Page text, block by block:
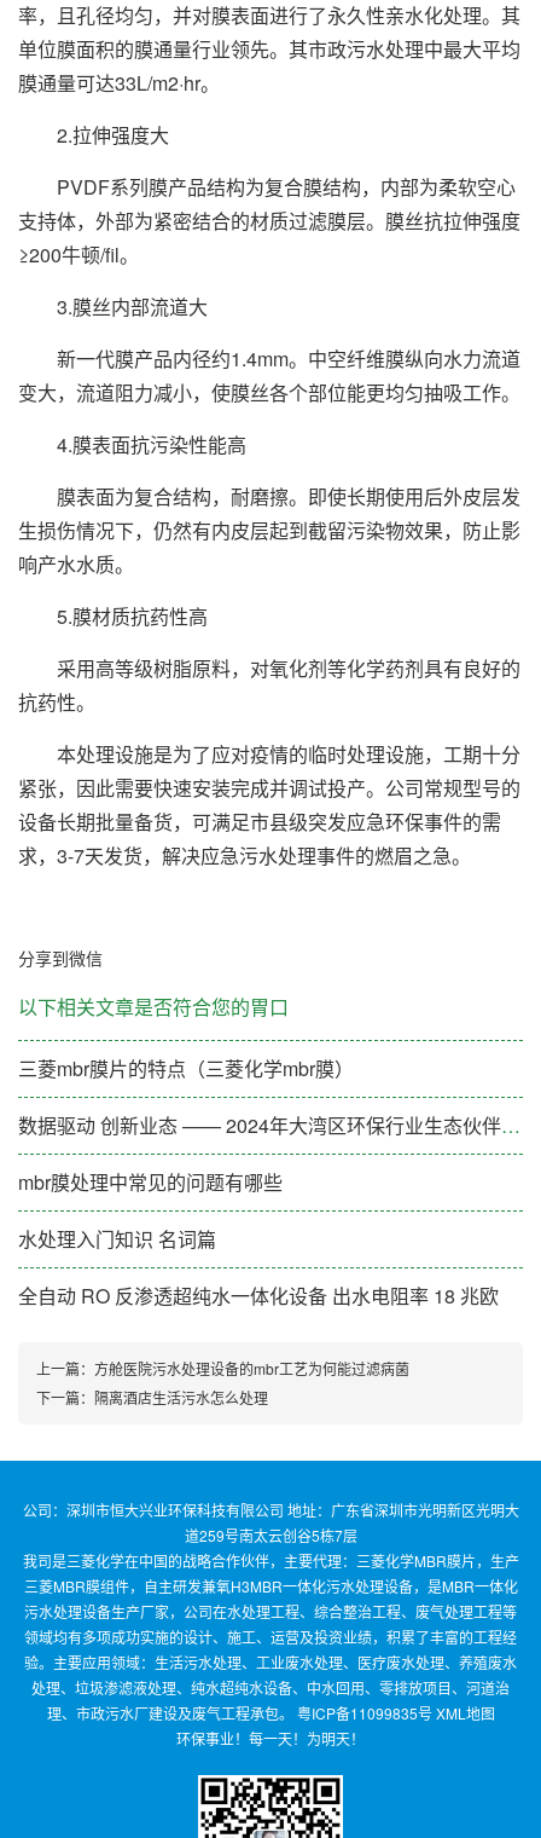
率，且孔径均匀，并对膜表面进行了永久性亲水化处理。其
单位膜面积的膜通量行业领先。其市政污水处理中最大平均
膜通量可达33L/m2·hr。
2.拉伸强度大
PVDF系列膜产品结构为复合膜结构，内部为柔软空心
支持体，外部为紧密结合的材质过滤膜层。膜丝抗拉伸强度
≥200牛顿/fil。
3.膜丝内部流道大
新一代膜产品内径约1.4mm。中空纤维膜纵向水力流道
变大，流道阻力减小，使膜丝各个部位能更均匀抽吸工作。
4.膜表面抗污染性能高
膜表面为复合结构，耐磨擦。即使长期使用后外皮层发
生损伤情况下，仍然有内皮层起到截留污染物效果，防止影
响产水水质。
5.膜材质抗药性高
采用高等级树脂原料，对氧化剂等化学药剂具有良好的
抗药性。
本处理设施是为了应对疫情的临时处理设施，工期十分
紧张，因此需要快速安装完成并调试投产。公司常规型号的
设备长期批量备货，可满足市县级突发应急环保事件的需
求，3-7天发货，解决应急污水处理事件的燃眉之急。
分享到微信
以下相关文章是否符合您的胃口
三菱mbr膜片的特点（三菱化学mbr膜）
数据驱动 创新业态 —— 2024年大湾区环保行业生态伙伴大会（第一期）成功举办
mbr膜处理中常见的问题有哪些
水处理入门知识 名词篇
全自动 RO 反渗透超纯水一体化设备 出水电阻率 18 兆欧
上一篇： 方舱医院污水处理设备的mbr工艺为何能过滤病菌
下一篇： 隔离酒店生活污水怎么处理
公司：深圳市恒大兴业环保科技有限公司 地址：广东省深圳市光明新区光明大
道259号南太云创谷5栋7层
我司是三菱化学在中国的战略合作伙伴，主要代理：三菱化学MBR膜片，生产
三菱MBR膜组件，自主研发兼氧H3MBR一体化污水处理设备，是MBR一体化
污水处理设备生产厂家，公司在水处理工程、综合整治工程、废气处理工程等
领域均有多项成功实施的设计、施工、运营及投资业绩，积累了丰富的工程经
验。主要应用领域：生活污水处理、工业废水处理、医疗废水处理、养殖废水
处理、垃圾渗滤液处理、纯水超纯水设备、中水回用、零排放项目、河道治
理、市政污水厂建设及废气工程承包。 粤ICP备11099835号 XML地图
环保事业！每一天！为明天！